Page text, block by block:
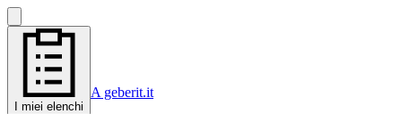
I miei elenchi
A geberit.it